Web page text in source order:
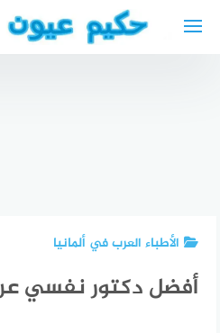
الأطباء العرب في ألمانيا
أفضل دكتور نفسي